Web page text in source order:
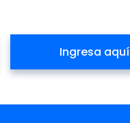
Ingresa aquí